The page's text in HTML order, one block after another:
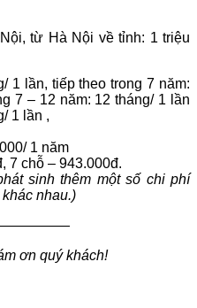
từ Hà Nội về tỉnh: 1 triệu
1 lần, tiếp theo trong 7 năm:
7 – 12 năm: 12 tháng/ 1 lần
1 lần ,
1 năm
7 chỗ – 943.000đ.
sinh thêm một số chi phí
nhau.)
ơn quý khách!